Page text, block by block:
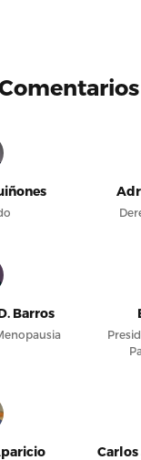
Barros